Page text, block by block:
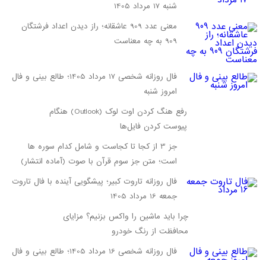
شنبه 17 مرداد 1405
معنی عدد 909 عاشقانه؛ راز دیدن اعداد فرشتگان
909 به چه معناست
فال روزانه شخصی 17 مرداد 1405؛ طالع بینی و فال
امروز شنبه
رفع هنگ کردن اوت لوک (Outlook) هنگام
پیوست کردن فایل‌ها
جز 3 از کجا تا کجاست و شامل کدام سوره ها
است؛ متن جز سوم قرآن با صوت (آماده انتشار)
فال روزانه تاروت کبیر؛ پیشگویی آینده با فال تاروت
جمعه 16 مرداد 1405
چرا باید ماشین را واکس بزنیم؟ مزایای
محافظت از رنگ خودرو
فال روزانه شخصی 16 مرداد 1405؛ طالع بینی و فال